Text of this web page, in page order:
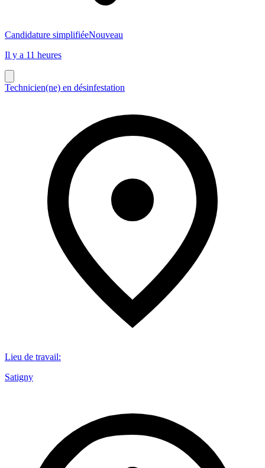
Candidature simplifiéeNouveau
Il y a 11 heures
Technicien(ne) en désinfestation
Lieu de travail:
Satigny